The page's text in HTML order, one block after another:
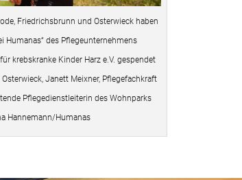
Friedrichsbrunn und Osterwieck haben
Humanas“ des Pflegeunternehmens
krebskranke Kinder Harz e.V. gespendet
Janett Meixner, Pflegefachkraft
Pflegedienstleiterin des Wohnparks
Hannemann/Humanas